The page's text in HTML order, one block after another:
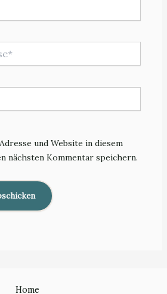
und Website in diesem
nächsten Kommentar speichern.
Home